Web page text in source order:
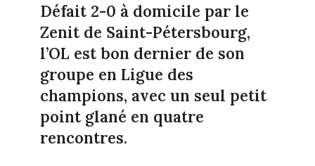
Défait 2-0 à domicile par le
Zenit de Saint-Pétersbourg,
l’OL est bon dernier de son
groupe en Ligue des
champions, avec un seul petit
point glané en quatre
rencontres.